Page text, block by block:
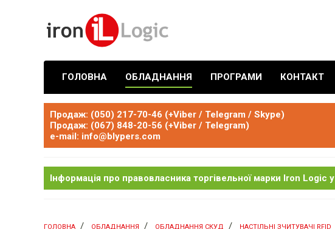
ГОЛОВНА ОБЛАДНАННЯ ПРОГРАМИ КОНТАКТ
Продаж: (050) 217-70-46 (+Viber / Telegram / Skype)
Продаж: (067) 848-20-56 (+Viber / Telegram)
e-mail: info@blypers.com
Інформація про правовласника торгівельної марки Iron Logic у
ГОЛОВНА ОБЛАДНАННЯ ОБЛАДНАННЯ СКУД НАСТІЛЬНІ ЗЧИТУВАЧІ RFID